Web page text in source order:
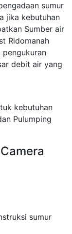
sumur
jika kebutuhan
Sumber air
Ridomanah
pengukuran
debit air yang
kebutuhan
Pulumping
sumur